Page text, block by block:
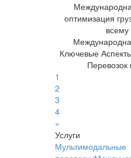
оптимизация
Ключевые
Перевозок
1
2
3
4
»
Услуги
Мультимодальные